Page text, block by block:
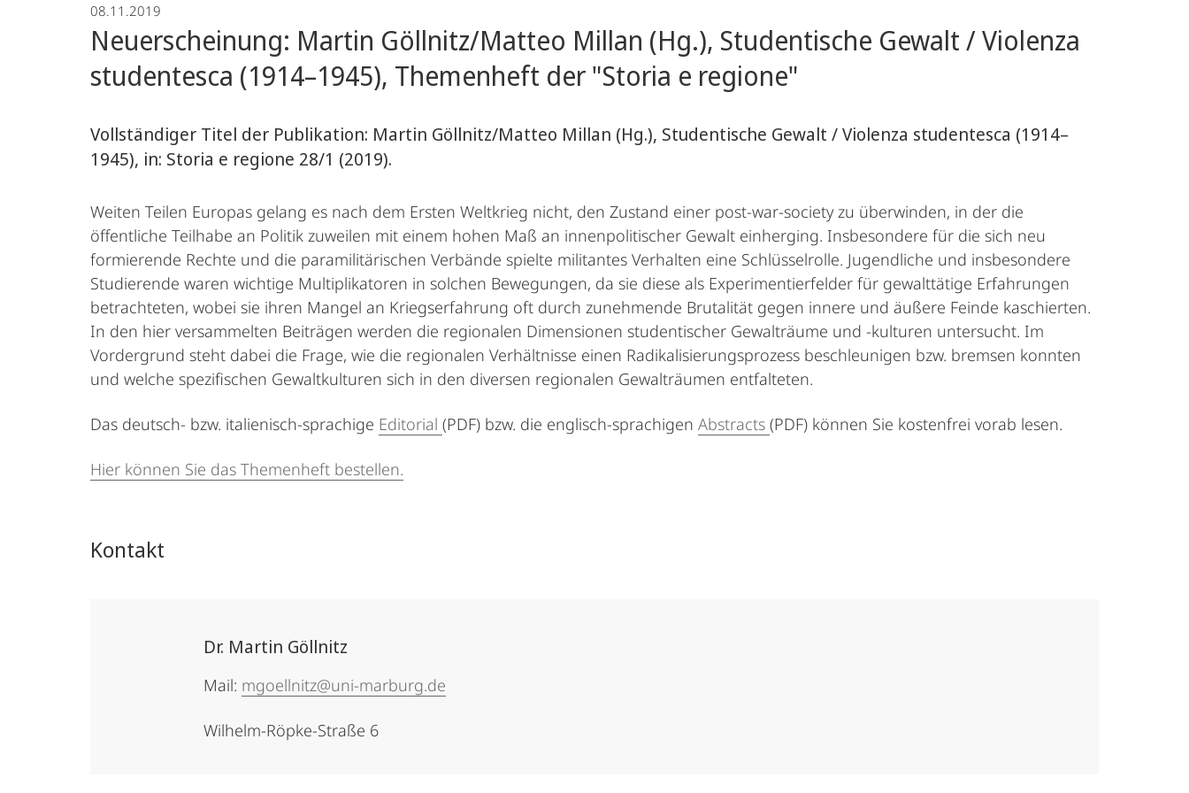
Landesgeschichte/Zeitgeschichte
08.11.2019
Neuerscheinung: Martin Göllnitz/Matteo Millan (Hg.), Studentische Gewalt / Violenza
studentesca (1914–1945), Themenheft der "Storia e regione"
Vollständiger Titel der Publikation: Martin Göllnitz/Matteo Millan (Hg.), Studentische Gewalt / Violenza studentesca (1914–
1945), in: Storia e regione 28/1 (2019).
Weiten Teilen Europas gelang es nach dem Ersten Weltkrieg nicht, den Zustand einer post-war-society zu überwinden, in der die
öffentliche Teilhabe an Politik zuweilen mit einem hohen Maß an innenpolitischer Gewalt einherging. Insbesondere für die sich neu
formierende Rechte und die paramilitärischen Verbände spielte militantes Verhalten eine Schlüsselrolle. Jugendliche und insbesondere
Studierende waren wichtige Multiplikatoren in solchen Bewegungen, da sie diese als Experimentierfelder für gewalttätige Erfahrungen
betrachteten, wobei sie ihren Mangel an Kriegserfahrung oft durch zunehmende Brutalität gegen innere und äußere Feinde kaschierten.
In den hier versammelten Beiträgen werden die regionalen Dimensionen studentischer Gewalträume und -kulturen untersucht. Im
Vordergrund steht dabei die Frage, wie die regionalen Verhältnisse einen Radikalisierungsprozess beschleunigen bzw. bremsen konnten
und welche spezifischen Gewaltkulturen sich in den diversen regionalen Gewalträumen entfalteten.
Das deutsch- bzw. italienisch-sprachige Editorial (PDF) bzw. die englisch-sprachigen Abstracts (PDF) können Sie kostenfrei vorab lesen.
Hier können Sie das Themenheft bestellen.
Kontakt
Dr. Martin Göllnitz
Mail: mgoellnitz@uni-marburg.de
Wilhelm-Röpke-Straße 6